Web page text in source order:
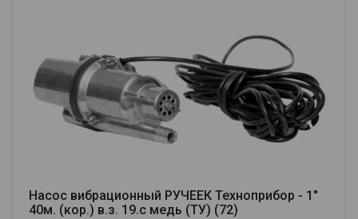
Насос вибрационный РУЧЕЕК Техноприбор - 1"
40м. (кор.) в.з. 19.с медь (ТУ) (72)